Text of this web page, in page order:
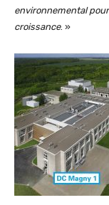
environnemental
croissance. »